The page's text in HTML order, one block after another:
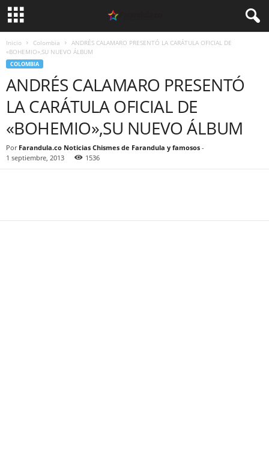
Inicio Colombia
ANDRÉS CALAMARO PRESENTÓ LA CARÁTULA OFICIAL DE
«BOHEMIO»,SU NUEVO ÁLBUM
COLOMBIA
ANDRÉS CALAMARO PRESENTÓ
LA CARÁTULA OFICIAL DE
«BOHEMIO»,SU NUEVO ÁLBUM
Por Farandula.co Noticias Chismes de Farandula y famosos -
1 septiembre, 2013
1536